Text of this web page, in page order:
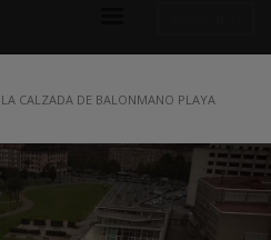
CALZADA DE BALONMANO PLAYA